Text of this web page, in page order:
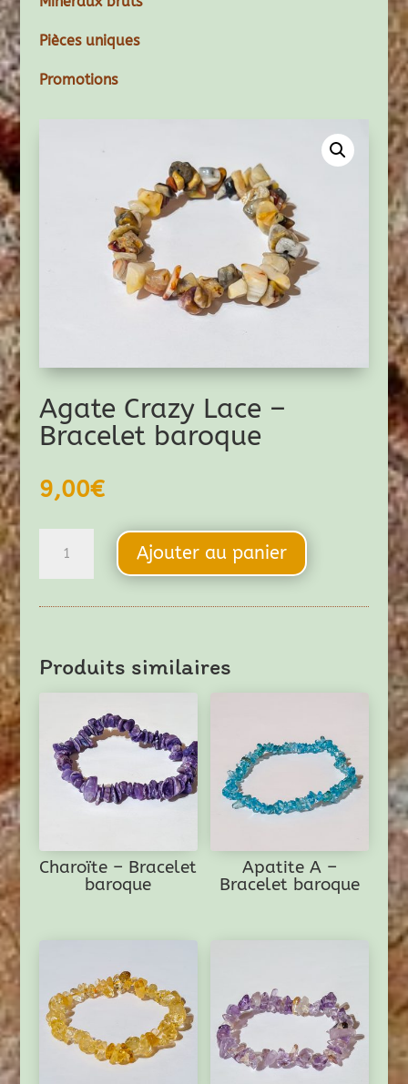
Pièces uniques
Promotions
Agate Crazy Lace –
Bracelet baroque
9,00€
-
Ajouter au panier
Produits similaires
Charoïte – Bracelet
baroque
Apatite A –
Bracelet baroque